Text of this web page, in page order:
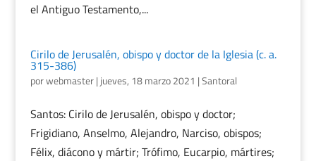
el Antiguo Testamento,...
Cirilo de Jerusalén, obispo y doctor de la Iglesia (c. a.
315-386)
porwebmaster| jueves, 18 marzo 2021 |Santoral
Santos: Cirilo de Jerusalén, obispo y doctor;
Frigidiano, Anselmo, Alejandro, Narciso, obispos;
Félix, diácono y mártir; Trófimo, Eucarpio, mártires;